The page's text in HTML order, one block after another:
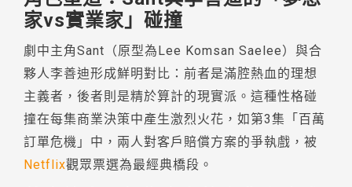
家vs實業家」碰撞
劇中主角Sant（原型為Lee Komsan Saelee）與合
夥人李善迪形成鮮明對比：前者是滿腔熱血的理想
主義者，後者則是精於算計的現實派。這種性格碰
撞在每集商業決策中產生激烈火花，如第3集「百萬
訂單危機」中，兩人對客戶賠償方案的爭執戲，被
Netflix觀眾票選為最經典橋段。